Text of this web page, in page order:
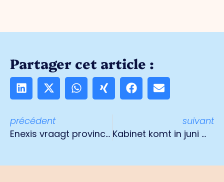
Partager cet article :
précédent
Enexis vraagt provincie en gemeenten om lening om net uit te breiden
suivant
Kabinet komt in juni met tweede steunpakket